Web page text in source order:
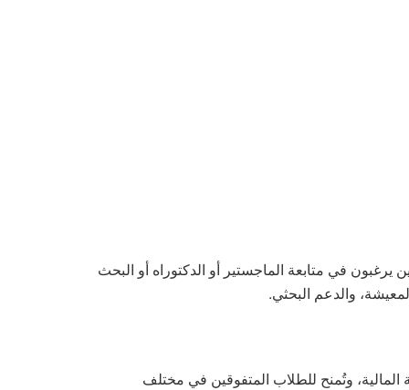
يرغبون في متابعة الماجستير أو الدكتوراه أو البحث
والدعم البحثي.
المالية، وتُمنح للطلاب المتفوقين في مختلف